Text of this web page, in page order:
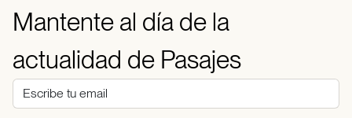
Mantente al día de la
actualidad de Pasajes